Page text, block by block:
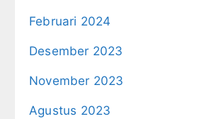
Februari 2024
Desember 2023
November 2023
Agustus 2023